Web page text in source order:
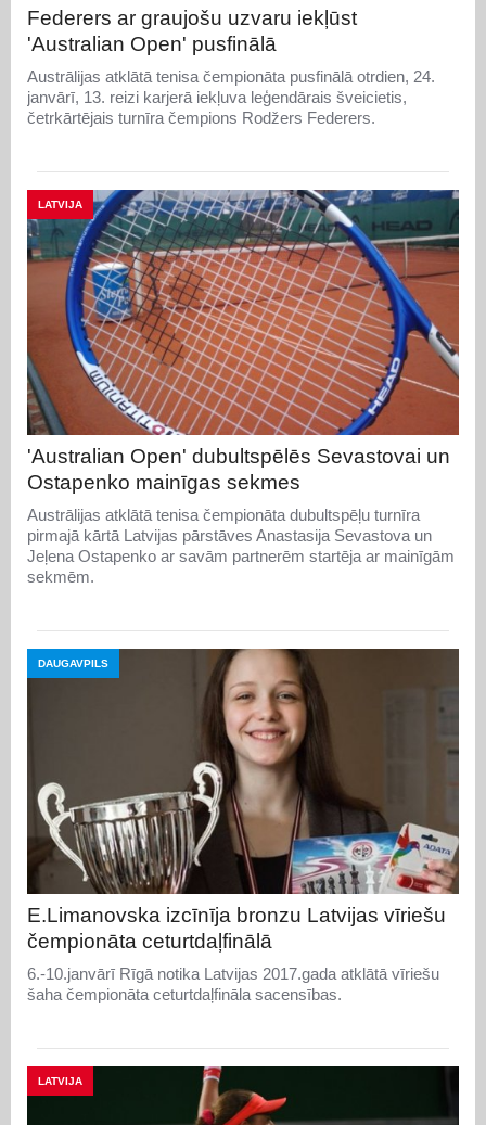
Federers ar graujošu uzvaru iekļūst
'Australian Open' pusfinālā
Austrālijas atklātā tenisa čempionāta pusfinālā otrdien, 24.
janvārī, 13. reizi karjerā iekļuva leģendārais šveicietis,
četrkārtējais turnīra čempions Rodžers Federers.
LATVIJA
'Australian Open' dubultspēlēs Sevastovai un
Ostapenko mainīgas sekmes
Austrālijas atklātā tenisa čempionāta dubultspēļu turnīra
pirmajā kārtā Latvijas pārstāves Anastasija Sevastova un
Jeļena Ostapenko ar savām partnerēm startēja ar mainīgām
sekmēm.
DAUGAVPILS
E.Limanovska izcīnīja bronzu Latvijas vīriešu
čempionāta ceturtdaļfinālā
6.-10.janvārī Rīgā notika Latvijas 2017.gada atklātā vīriešu
šaha čempionāta ceturtdaļfināla sacensības.
LATVIJA